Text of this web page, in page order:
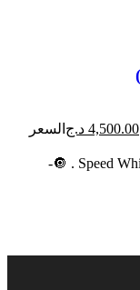
4,500.00 د.ج السعر
مكون من ثلاث قطع : 🔘- جل Speed Whitening – 56gm . 🔘-